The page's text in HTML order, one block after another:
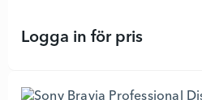
Logga in för pris